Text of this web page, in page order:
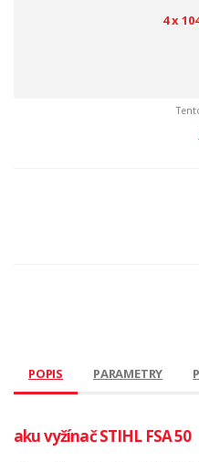
4 x
POPIS PARAMETRY
aku vyžínač STIHL FSA 50